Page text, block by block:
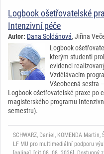
Logbook ošetřovatelské
Intenzivní péče
Autor: Dana Soldánová, Jiřina
Logbook
kterým studenti
evidenci
Vzdělávacím
Všeobecná sestra
Logbook ošetřovatelské praxe po
magisterského programu
semestru).
SCHWARZ, Daniel, KOMENDA
LF MU pro multimediální podporu